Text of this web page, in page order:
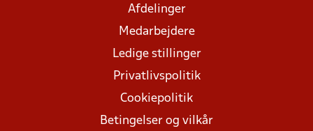
Afdelinger
Medarbejdere
Ledige stillinger
Privatlivspolitik
Cookiepolitik
Betingelser og vilkår